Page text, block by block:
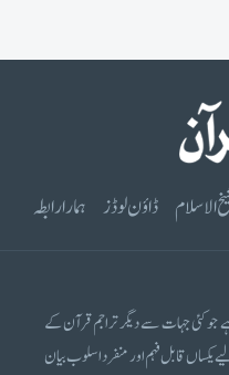
الاسلام ڈاؤن لوڈز ہمارا رابطہ
جو کئی جہات سے دیگر تراجم قرآن کے
یکساں قابل فہم اور منفرد اسلوب بیان